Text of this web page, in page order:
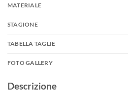
MATERIALE
STAGIONE
TABELLA TAGLIE
FOTO GALLERY
Descrizione